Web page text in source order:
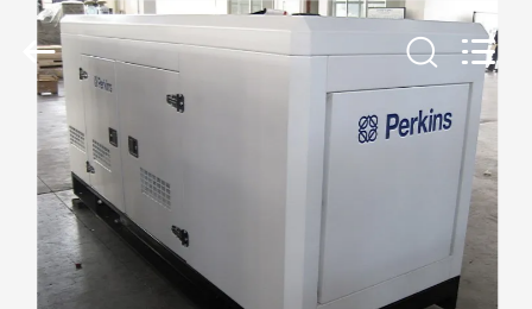
HUIS
PRODUCTEN
ONGEVEER
Equipment
Reserved.